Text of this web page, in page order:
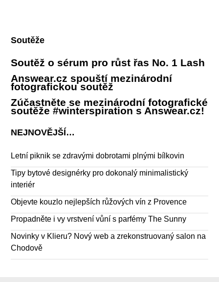
Soutěže
Soutěž o sérum pro růst řas No. 1 Lash
Answear.cz spouští mezinárodní
fotografickou soutěž
Zúčastněte se mezinárodní fotografické
soutěže #winterspiration s Answear.cz!
NEJNOVĚJŠÍ…
Letní piknik se zdravými dobrotami plnými bílkovin
Tipy bytové designérky pro dokonalý minimalistický
interiér
Objevte kouzlo nejlepších růžových vín z Provence
Propadněte i vy vrstvení vůní s parfémy The Sunny
Novinky v Klieru? Nový web a zrekonstruovaný salon na
Chodově